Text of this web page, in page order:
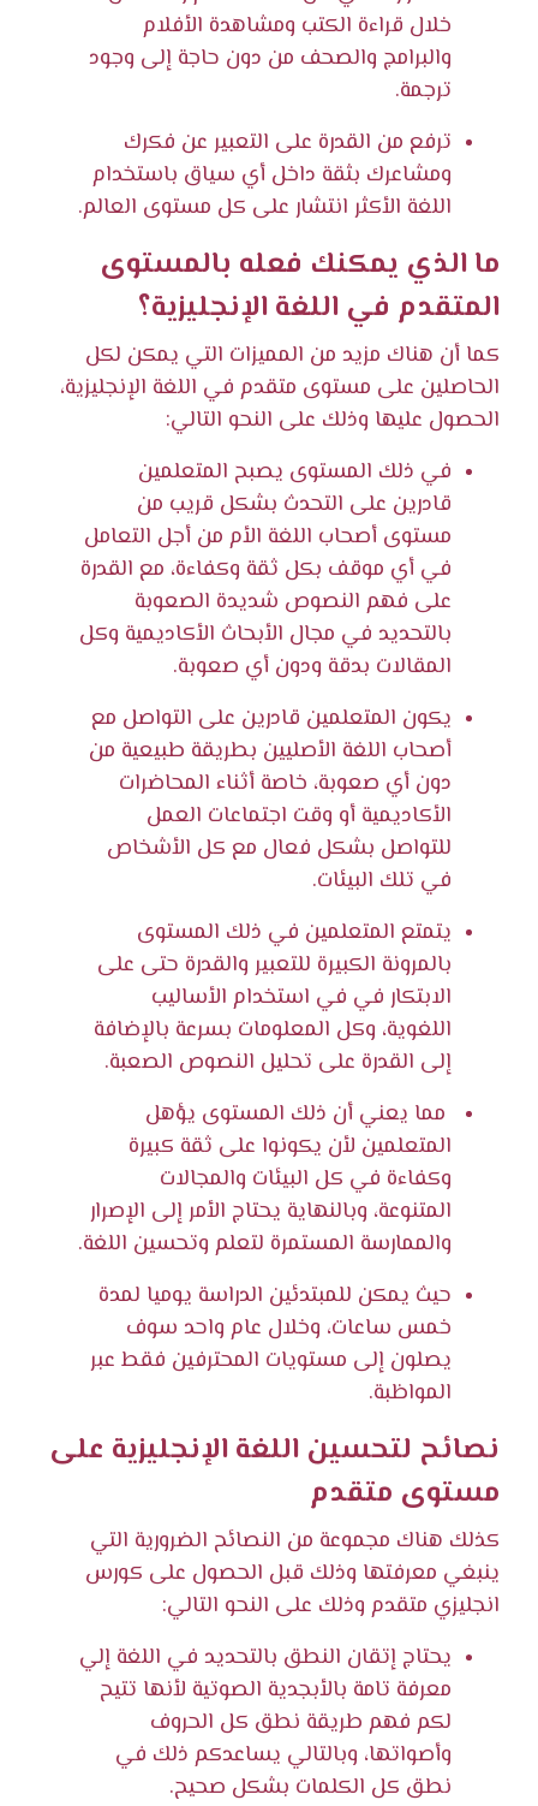
خلال قراءة الكتب ومشاهدة الأفلام
والبرامج والصحف من دون حاجة إلى وجود
ترجمة.
ترفع من القدرة على التعبير عن فكرك
ومشاعرك بثقة داخل أي سياق باستخدام
اللغة الأكثر انتشار على كل مستوى العالم.
ما الذي يمكنك فعله بالمستوى
المتقدم في اللغة الإنجليزية؟
كما أن هناك مزيد من المميزات التي يمكن لكل
الحاصلين على مستوى متقدم في اللغة الإنجليزية،
الحصول عليها وذلك على النحو التالي:
في ذلك المستوى يصبح المتعلمين
قادرين على التحدث بشكل قريب من
مستوى أصحاب اللغة الأم من أجل التعامل
في أي موقف بكل ثقة وكفاءة، مع القدرة
على فهم النصوص شديدة الصعوبة
بالتحديد في مجال الأبحاث الأكاديمية وكل
المقالات بدقة ودون أي صعوبة.
يكون المتعلمين قادرين على التواصل مع
أصحاب اللغة الأصليين بطريقة طبيعية من
دون أي صعوبة، خاصة أثناء المحاضرات
الأكاديمية أو وقت اجتماعات العمل
للتواصل بشكل فعال مع كل الأشخاص
في تلك البيئات.
يتمتع المتعلمين في ذلك المستوى
بالمرونة الكبيرة للتعبير والقدرة حتى على
الابتكار في في استخدام الأساليب
اللغوية، وكل المعلومات بسرعة بالإضافة
إلى القدرة على تحليل النصوص الصعبة.
مما يعني أن ذلك المستوى يؤهل
المتعلمين لأن يكونوا على ثقة كبيرة
وكفاءة في كل البيئات والمجالات
المتنوعة، وبالنهاية يحتاج الأمر إلى الإصرار
والممارسة المستمرة لتعلم وتحسين اللغة.
حيث يمكن للمبتدئين الدراسة يوميا لمدة
خمس ساعات، وخلال عام واحد سوف
يصلون إلى مستويات المحترفين فقط عبر
المواظبة.
نصائح لتحسين اللغة الإنجليزية على
مستوى متقدم
كذلك هناك مجموعة من النصائح الضرورية التي
ينبغي معرفتها وذلك قبل الحصول على كورس
انجليزي متقدم وذلك على النحو التالي:
يحتاج إتقان النطق بالتحديد في اللغة إلي
معرفة تامة بالأبجدية الصوتية لأنها تتيح
لكم فهم طريقة نطق كل الحروف
وأصواتها، وبالتالي يساعدكم ذلك في
نطق كل الكلمات بشكل صحيح.